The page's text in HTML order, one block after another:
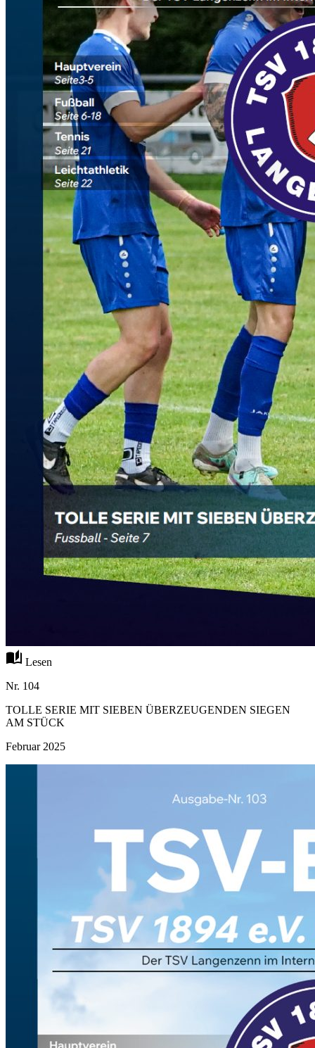
auto_stories Lesen
Nr. 104
TOLLE SERIE MIT SIEBEN ÜBERZEUGENDEN SIEGEN
AM STÜCK
Februar 2025